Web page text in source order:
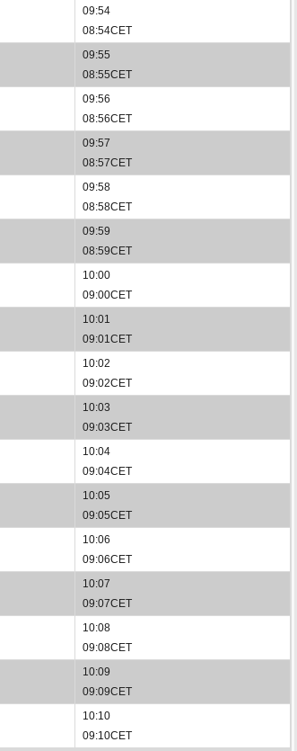
09:54
08:54CET
09:55
08:55CET
09:56
08:56CET
09:57
08:57CET
09:58
08:58CET
09:59
08:59CET
10:00
09:00CET
10:01
09:01CET
10:02
09:02CET
10:03
09:03CET
10:04
09:04CET
10:05
09:05CET
10:06
09:06CET
10:07
09:07CET
10:08
09:08CET
10:09
09:09CET
10:10
09:10CET